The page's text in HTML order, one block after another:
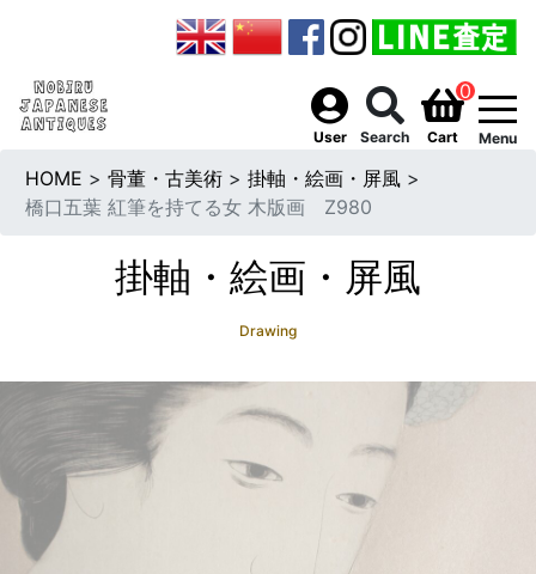
User Search
0
Cart Menu
HOME > 骨董・古美術 > 掛軸・絵画・屏風 >
橋口五葉 紅筆を持てる女 木版画 Z980
掛軸・絵画・屏風
Drawing